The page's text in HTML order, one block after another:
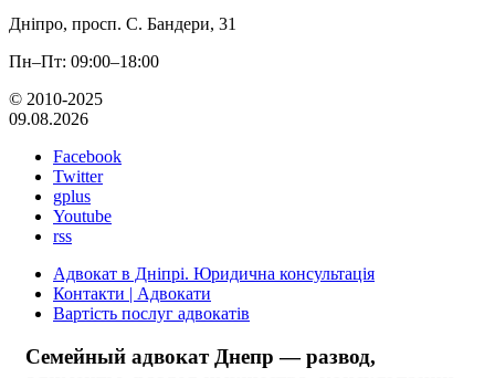
Дніпро, просп. С. Бандери, 31
Пн–Пт: 09:00–18:00
© 2010-2025
09.08.2026
Facebook
Twitter
gplus
Youtube
rss
Адвокат в Дніпрі. Юридична консультація
Контакти | Адвокати
Вартість послуг адвокатів
Семейный адвокат Днепр — развод,